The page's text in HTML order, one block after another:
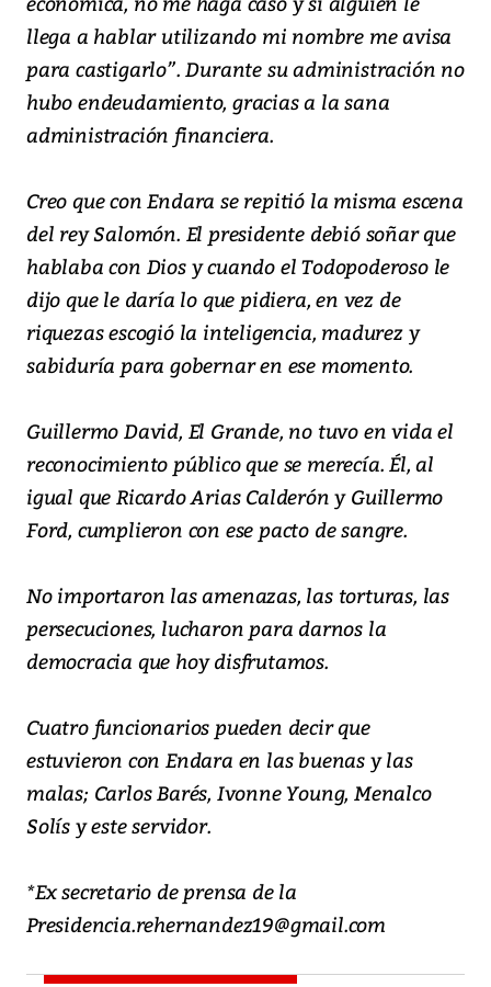
llega a hablar utilizando mi nombre me avisa
para castigarlo”. Durante su administración no
hubo endeudamiento, gracias a la sana
administración financiera.
Creo que con Endara se repitió la misma escena
del rey Salomón. El presidente debió soñar que
hablaba con Dios y cuando el Todopoderoso le
dijo que le daría lo que pidiera, en vez de
riquezas escogió la inteligencia, madurez y
sabiduría para gobernar en ese momento.
Guillermo David, El Grande, no tuvo en vida el
reconocimiento público que se merecía. Él, al
igual que Ricardo Arias Calderón y Guillermo
Ford, cumplieron con ese pacto de sangre.
No importaron las amenazas, las torturas, las
persecuciones, lucharon para darnos la
democracia que hoy disfrutamos.
Cuatro funcionarios pueden decir que
estuvieron con Endara en las buenas y las
malas; Carlos Barés, Ivonne Young, Menalco
Solís y este servidor.
*Ex secretario de prensa de la
Presidencia.rehernandez19@gmail.com